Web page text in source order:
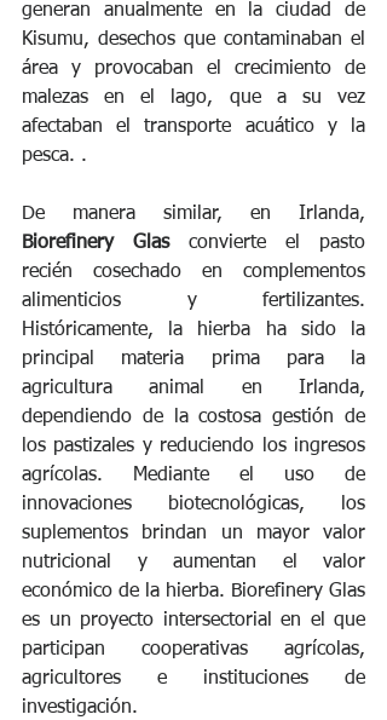
generan anualmente en la ciudad de
Kisumu, desechos que contaminaban el
área y provocaban el crecimiento de
malezas en el lago, que a su vez
afectaban el transporte acuático y la
pesca. .
Biorefinery Glas convierte el pasto
recién cosechado en complementos
alimenticios y fertilizantes.
Históricamente, la hierba ha sido la
principal materia prima para la
agricultura animal en Irlanda,
dependiendo de la costosa gestión de
los pastizales y reduciendo los ingresos
agrícolas. Mediante el uso de
innovaciones biotecnológicas, los
suplementos brindan un mayor valor
nutricional y aumentan el valor
económico de la hierba. Biorefinery Glas
es un proyecto intersectorial en el que
participan cooperativas agrícolas,
agricultores e instituciones de
investigación.